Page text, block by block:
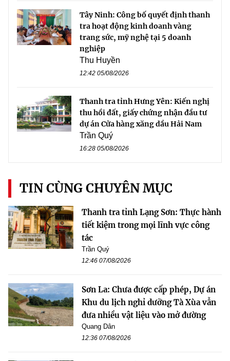
Tây Ninh: Công bố quyết định thanh
tra hoạt động kinh doanh vàng
trang sức, mỹ nghệ tại 5 doanh
nghiệp
Thu Huyền
12:42 05/08/2026
Thanh tra tỉnh Hưng Yên: Kiến nghị
thu hồi đất, giấy chứng nhận đầu tư
dự án Cửa hàng xăng dầu Hải Nam
Trần Quý
16:28 05/08/2026
TIN CÙNG CHUYÊN MỤC
Thanh tra tỉnh Lạng Sơn: Thực hành
tiết kiệm trong mọi lĩnh vực công
tác
Trần Quý
12:46 07/08/2026
Sơn La: Chưa được cấp phép, Dự án
Khu du lịch nghỉ dưỡng Tà Xùa vẫn
đưa nhiều vật liệu vào mở đường
Quang Dân
12:36 07/08/2026